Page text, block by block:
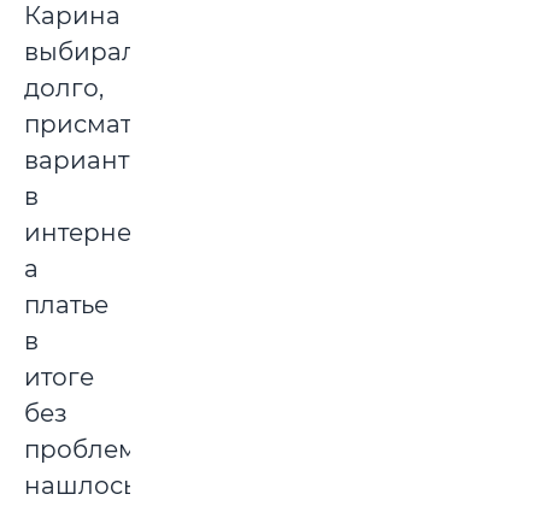
Карина
выбирала
долго,
присматривала
варианты
в
интернете,
а
платье
в
итоге
без
проблем
нашлось